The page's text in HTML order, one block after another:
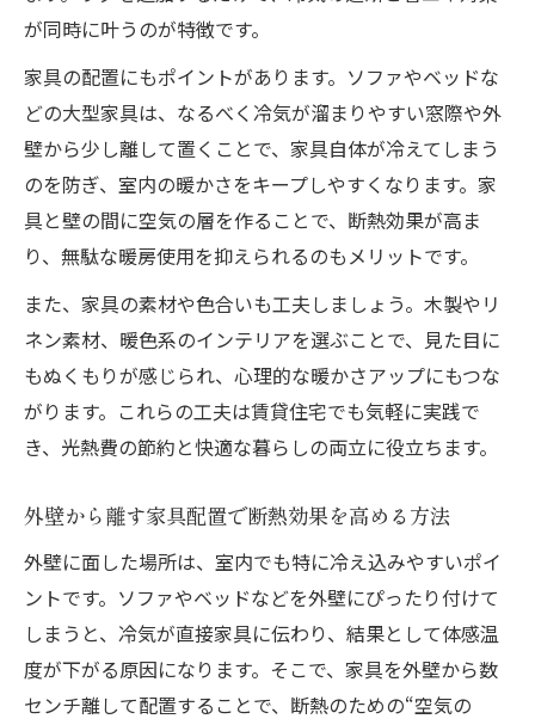
が同時に叶うのが特徴です。
家具の配置にもポイントがあります。ソファやベッドな
どの大型家具は、なるべく冷気が溜まりやすい窓際や外
壁から少し離して置くことで、家具自体が冷えてしまう
のを防ぎ、室内の暖かさをキープしやすくなります。家
具と壁の間に空気の層を作ることで、断熱効果が高ま
り、無駄な暖房使用を抑えられるのもメリットです。
また、家具の素材や色合いも工夫しましょう。木製やリ
ネン素材、暖色系のインテリアを選ぶことで、見た目に
もぬくもりが感じられ、心理的な暖かさアップにもつな
がります。これらの工夫は賃貸住宅でも気軽に実践で
き、光熱費の節約と快適な暮らしの両立に役立ちます。
外壁から離す家具配置で断熱効果を高める方法
外壁に面した場所は、室内でも特に冷え込みやすいポイ
ントです。ソファやベッドなどを外壁にぴったり付けて
しまうと、冷気が直接家具に伝わり、結果として体感温
度が下がる原因になります。そこで、家具を外壁から数
センチ離して配置することで、断熱のための“空気の